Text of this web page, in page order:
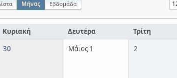
Μήνας Εβδομάδα
Κυριακή Δευτέρα Τρίτη
30 Μάιος 1 2